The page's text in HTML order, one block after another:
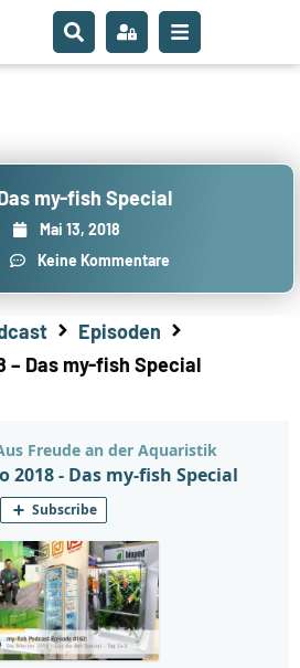
my-fish Special
Mai 13, 2018
Keine Kommentare
Episoden
– Das my-fish Special